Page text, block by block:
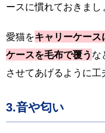
ースに慣れておきまし
愛猫をキャリーケー
ケースを毛布で覆う な
させてあげるように工
3.音や匂い